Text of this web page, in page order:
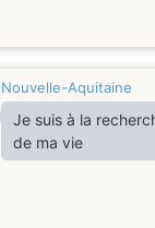
Nouvelle-Aquitaine
Je suis à la
de ma vie